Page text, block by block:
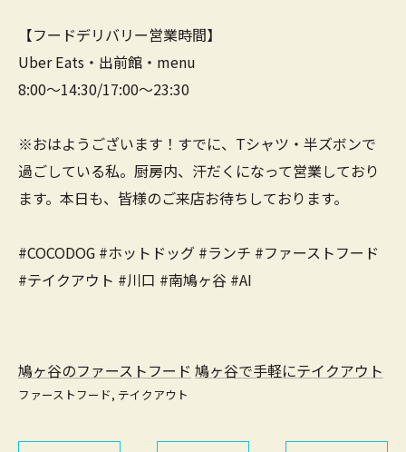
【フードデリバリー営業時間】
Uber Eats・出前館・menu
8:00～14:30/17:00～23:30
※おはようございます！すでに、Tシャツ・半ズボンで
過ごしている私。厨房内、汗だくになって営業しており
ます。本日も、皆様のご来店お待ちしております。
#COCODOG #ホットドッグ #ランチ #ファーストフード
#テイクアウト #川口 #南鳩ヶ谷 #AI
鳩ヶ谷のファーストフード 鳩ヶ谷で手軽にテイクアウト
ファーストフード テイクアウト